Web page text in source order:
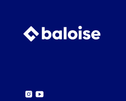
Instagram
YouTube